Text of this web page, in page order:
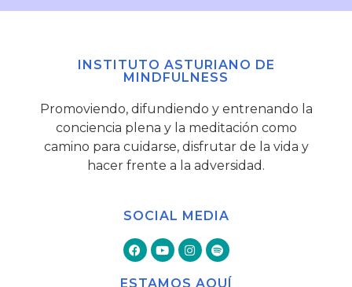
INSTITUTO ASTURIANO DE
MINDFULNESS
Promoviendo, difundiendo y entrenando la
conciencia plena y la meditación como
camino para cuidarse, disfrutar de la vida y
hacer frente a la adversidad.
SOCIAL MEDIA
ESTAMOS AQUÍ